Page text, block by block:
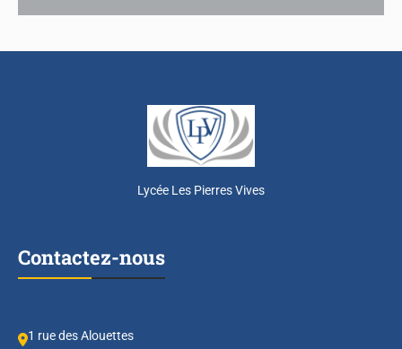
Lycée Les Pierres Vives
Contactez-nous
1 rue des Alouettes